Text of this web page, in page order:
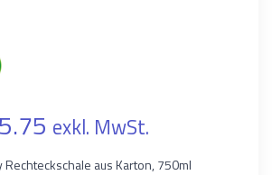
exkl. MwSt.
Rechteckschale aus Karton, 750ml